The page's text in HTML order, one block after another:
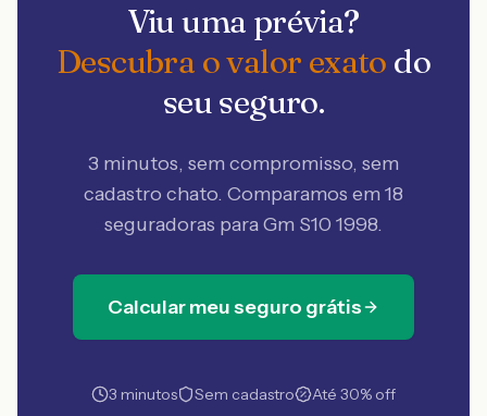
Viu uma prévia?
Descubra o valor exato do
seu seguro.
3 minutos, sem compromisso, sem
cadastro chato. Comparamos em 18
seguradoras para Gm S10 1998.
Calcular meu seguro grátis
3 minutos Sem cadastro Até 30% off